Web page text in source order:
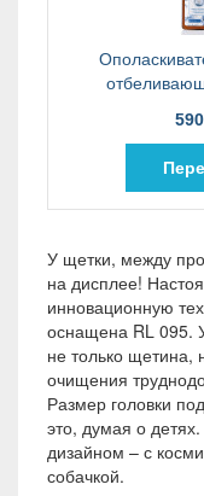
У щетки, между
на дисплее!
инновационную
оснащена RL 095.
не только щетина,
очищения
Размер головки
это, думая о
дизайном – с
собачкой.